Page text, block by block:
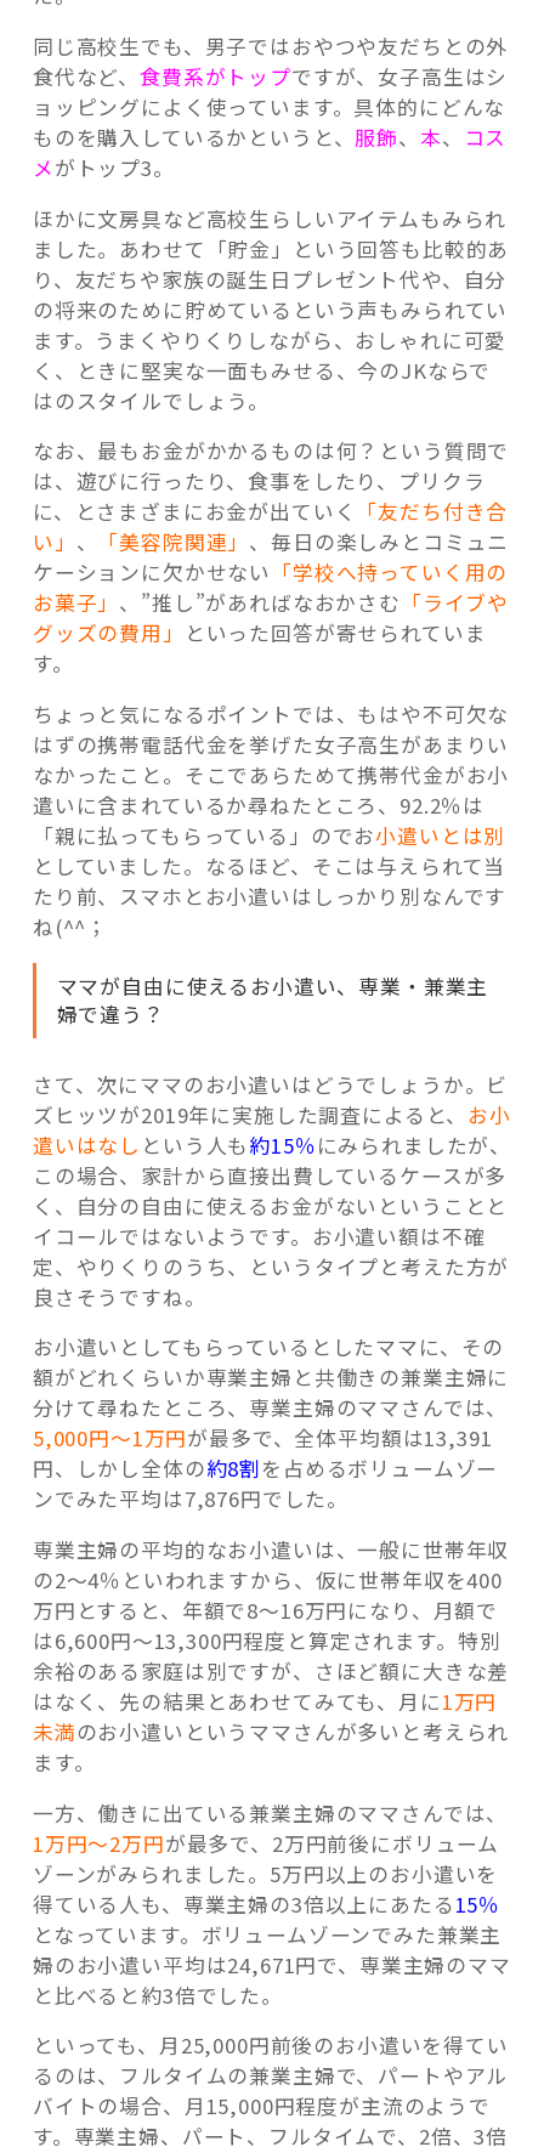
同じ高校生でも、男子ではおやつや友だちとの外
食代など、食費系がトップですが、女子高生はシ
ョッピングによく使っています。具体的にどんな
ものを購入しているかというと、服飾、 本、
コス
メがトップ3。
ほかに文房具など高校生らしいアイテムもみられ
ました。あわせて「貯金」という回答も比較的あ
り、友だちや家族の誕生日プレゼント代や、自分
の将来のために貯めているという声もみられてい
ます。うまくやりくりしながら、おしゃれに可愛
く、ときに堅実な一面もみせる、今のJKならで
はのスタイルでしょう。
なお、最もお金がかかるものは何？という質問で
は、遊びに行ったり、食事をしたり、プリクラ
に、とさまざまにお金が出ていく
「友だち付き合
い」 、 「美容院関連」 、毎日の楽しみとコミュニ
ケーションに欠かせない 「学校へ持っていく用の
お菓子」 、”推し”があればなおかさむ 「ライブや
グッズの費用」
といった回答が寄せられていま
す。
ちょっと気になるポイントでは、もはや不可欠な
はずの携帯電話代金を挙げた女子高生があまりい
なかったこと。そこであらためて携帯代金がお小
遣いに含まれているか尋ねたところ、92.2％は
「親に払ってもらっている」のでお小遣いとは別
としていました。なるほど、そこは与えられて当
たり前、スマホとお小遣いはしっかり別なんです
ね(^^；
ママが自由に使えるお小遣い、専業・兼業主
婦で違う？
さて、次にママのお小遣いはどうでしょうか。ビ
ズヒッツが2019年に実施した調査によると、 お小
遣いはなし という人も約15％にみられましたが、
この場合、家計から直接出費しているケースが多
く、自分の自由に使えるお金がないということと
イコールではないようです。お小遣い額は不確
定、やりくりのうち、というタイプと考えた方が
良さそうですね。
お小遣いとしてもらっているとしたママに、その
額がどれくらいか専業主婦と共働きの兼業主婦に
分けて尋ねたところ、専業主婦のママさんでは、
5,000円～1万円が最多で、全体平均額は13,391
円、しかし全体の約8割を占めるボリュームゾー
ンでみた平均は7,876円でした。
専業主婦の平均的なお小遣いは、一般に世帯年収
の2～4％といわれますから、仮に世帯年収を400
万円とすると、年額で8～16万円になり、月額で
は6,600円～13,300円程度と算定されます。特別
余裕のある家庭は別ですが、さほど額に大きな差
はなく、先の結果とあわせてみても、月に1万円
未満のお小遣いというママさんが多いと考えられ
ます。
一方、働きに出ている兼業主婦のママさんでは、
1万円～2万円が最多で、2万円前後にボリューム
ゾーンがみられました。5万円以上のお小遣いを
得ている人も、専業主婦の3倍以上にあたる15％
となっています。ボリュームゾーンでみた兼業主
婦のお小遣い平均は24,671円で、専業主婦のママ
と比べると約3倍でした。
といっても、月25,000円前後のお小遣いを得てい
るのは、フルタイムの兼業主婦で、パートやアル
バイトの場合、月15,000円程度が主流のようで
す。専業主婦、パート、フルタイムで、2倍、3倍